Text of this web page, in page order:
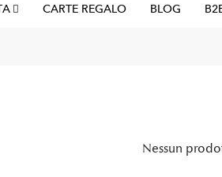
CARTE REGALO BLOG
Nessun